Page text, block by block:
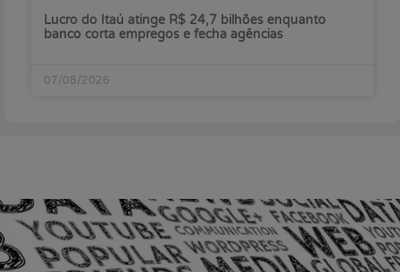
Lucro do Itaú atinge R$ 24,7 bilhões enquanto
banco corta empregos e fecha agências
07/08/2026